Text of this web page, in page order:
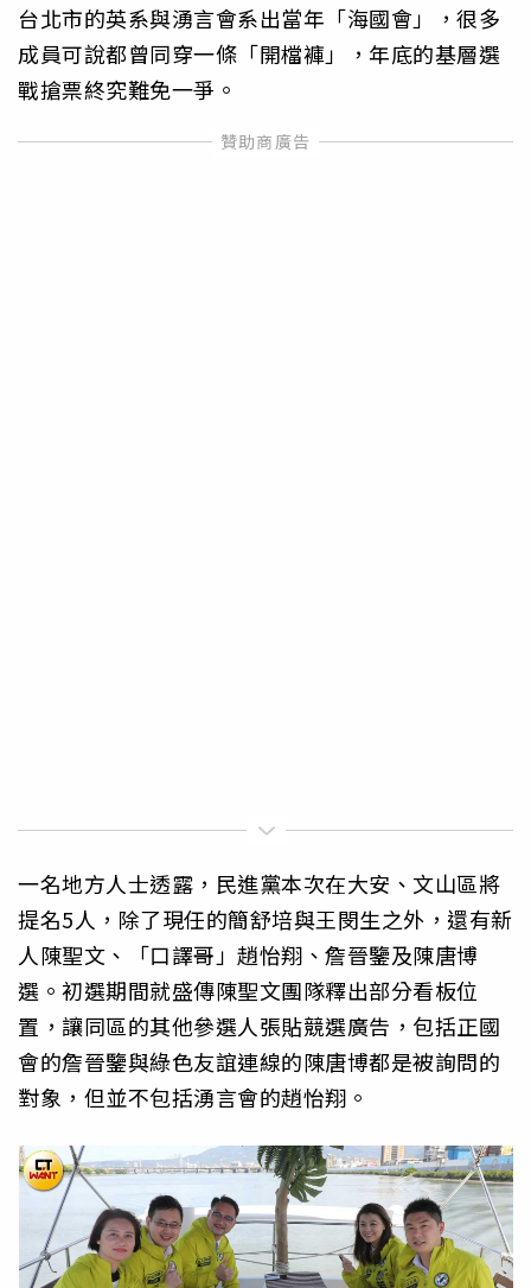
台北市的英系與湧言會系出當年「海國會」，很多
成員可說都曾同穿一條「開檔褲」，年底的基層選
戰搶票終究難免一爭。
一名地方人士透露，民進黨本次在大安、文山區將
提名5人，除了現任的簡舒培與王閔生之外，還有新
人陳聖文、「口譯哥」趙怡翔、詹晉鑒及陳唐博
選。初選期間就盛傳陳聖文團隊釋出部分看板位
置，讓同區的其他參選人張貼競選廣告，包括正國
會的詹晉鑒與綠色友誼連線的陳唐博都是被詢問的
對象，但並不包括湧言會的趙怡翔。